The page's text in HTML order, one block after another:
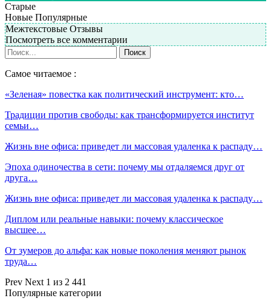
Старые
Новые Популярные
Межтекстовые Отзывы
Посмотреть все комментарии
Самое читаемое :
«Зеленая» повестка как политический инструмент: кто…
Традиции против свободы: как трансформируется институт
семьи…
Жизнь вне офиса: приведет ли массовая удаленка к распаду…
Эпоха одиночества в сети: почему мы отдаляемся друг от
друга…
Жизнь вне офиса: приведет ли массовая удаленка к распаду…
Диплом или реальные навыки: почему классическое
высшее…
От зумеров до альфа: как новые поколения меняют рынок
труда…
Prev Next 1 из 2 441
Популярные категории